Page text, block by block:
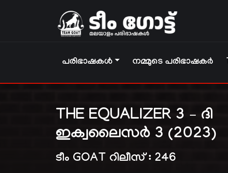
പരിഭാഷകൾ നമ്മുടെ പരിഭാഷകർ
THE EQUALIZER 3 – ദി
ഇക്വലൈസർ 3 (2023)
ടീം GOAT റിലീസ് : 246